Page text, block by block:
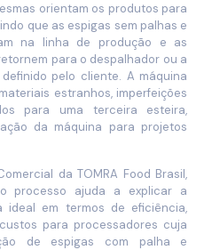
orientam os produtos para
que as espigas sem palhas e
na linha de produção e as
para o despalhador ou a
pelo cliente. A máquina
estranhos, imperfeições
para uma terceira esteira,
da máquina para projetos
da TOMRA Food Brasil,
processo ajuda a explicar a
ideal em termos de eficiência,
para processadores cuja
de espigas com palha e